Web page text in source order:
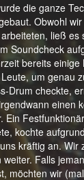
die ganze
Obwohl
ließ es
Soundcheck
bereits einige
um genau
Drum checkte,
einen
Ein
kochte
kräftig an. Wir
Falls
möchten wir